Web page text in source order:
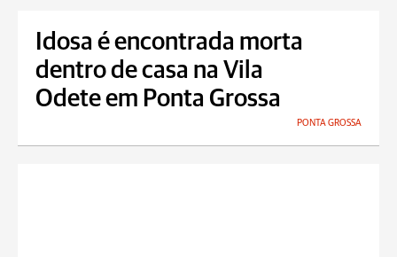
Idosa é encontrada morta
dentro de casa na Vila
Odete em Ponta Grossa
PONTA GROSSA